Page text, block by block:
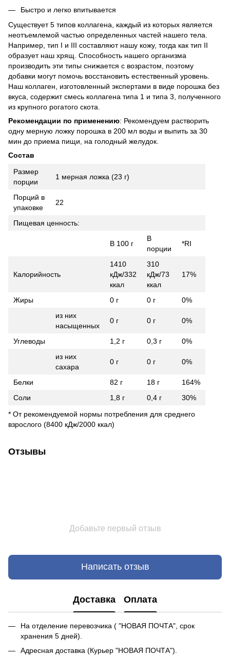
Быстро и легко впитывается
Существует 5 типов коллагена, каждый из которых является
неотъемлемой частью определенных частей нашего тела.
Например, тип I и III составляют нашу кожу, тогда как тип II
образует наш хрящ. Способность нашего организма
производить эти типы снижается с возрастом, поэтому
добавки могут помочь восстановить естественный уровень.
Наш коллаген, изготовленный экспертами в виде порошка без
вкуса, содержит смесь коллагена типа 1 и типа 3, полученного
из крупного рогатого скота.
Рекомендации по применению: Рекомендуем растворить
одну мерную ложку порошка в 200 мл воды и выпить за 30
мин до приема пищи, на голодный желудок.
Состав
Размер
порции
1 мерная ложка (23 г)
Порций в
упаковке
22
Пищевая ценность:
В 100 г
В
порции
*RI
Калорийность
1410
кДж/332
ккал
310
кДж/73
ккал
17%
Жиры 0 г 0 г
0%
из них
насыщенных
0 г 0 г 0%
Углеводы 1,2 г 0,3 г
0%
из них
сахара
0 г 0 г 0%
Белки 82 г 18 г
164%
Соли
1,8 г 0,4 г
30%
* От рекомендуемой нормы потребления для среднего
взрослого (8400 кДж/2000 ккал)
Отзывы
Добавьте первый отзыв
Написать отзыв
Доставка Оплата
На отделение перевозчика ( "НОВАЯ ПОЧТА", срок
хранения 5 дней).
Адресная доставка (Курьер "НОВАЯ ПОЧТА").